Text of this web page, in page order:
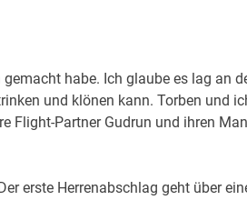
habe. Ich glaube es lag an
und klönen kann. Torben und
Flight-Partner Gudrun und ihren
Der erste Herrenabschlag geht über